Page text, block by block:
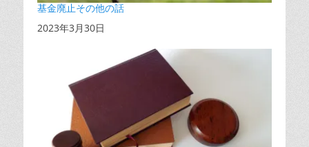
基金廃止その他の話
日付
2023年3月30日